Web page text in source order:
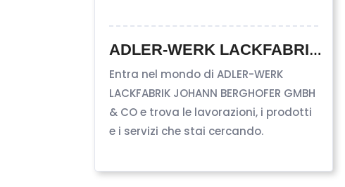
ADLER-WERK LACKFABRIK JOHANN BERGHOFER GMBH & CO
Entra nel mondo di ADLER-WERK
LACKFABRIK JOHANN BERGHOFER GMBH
& CO e trova le lavorazioni, i prodotti
e i servizi che stai cercando.